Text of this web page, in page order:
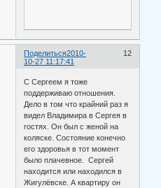
Поделиться 12
2010-
10-27 11:17:41
C Сергеем я тоже
поддерживаю отношения.
Дело в том что крайний раз я
видел Владимира в Сергея в
гостях. Он был с женой на
коляске. Состояние конечно
его здоровья в тот момент
было плачевное. Сергей
находится или находился в
Жигулёвске. А квартиру он